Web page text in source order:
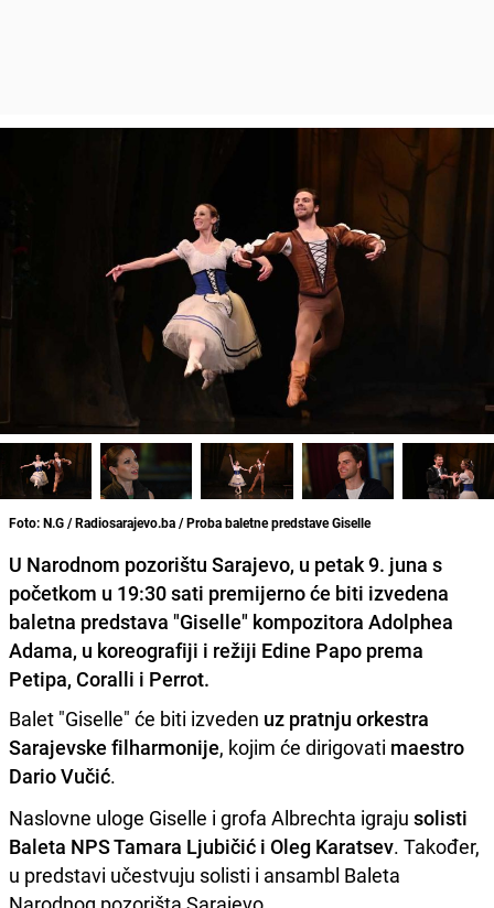
Foto: N.G / Radiosarajevo.ba / Proba baletne predstave Giselle
U Narodnom pozorištu Sarajevo, u petak 9. juna s
početkom u 19:30 sati premijerno će biti izvedena
baletna predstava "Giselle" kompozitora Adolphea
Adama, u koreografiji i režiji Edine Papo prema
Petipa, Coralli i Perrot.
Balet "Giselle" će biti izveden uz pratnju orkestra
Sarajevske filharmonije, kojim će dirigovati maestro
Dario Vučić.
Naslovne uloge Giselle i grofa Albrechta igraju solisti
Baleta NPS Tamara Ljubičić i Oleg Karatsev. Također,
u predstavi učestvuju solisti i ansambl Baleta